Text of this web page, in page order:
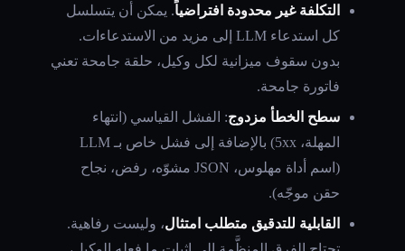
التكلفة غير محدودة افتراضياً. يمكن أن يتسلسل
كل استدعاء LLM إلى مزيد من الاستدعاءات.
بدون سقوف ميزانية لكل وكيل، حلقة جامحة تعني
فاتورة جامحة.
سطح الخطأ مزدوج: الفشل القياسي (انتهاء
المهلة، 5xx) بالإضافة إلى فشل خاص بـ LLM
(اسم أداة مهلوس، JSON مشوّه، رفض، نجاح
حقن موجّه).
القابلية للتدقيق متطلب امتثال، وليست رفاهية.